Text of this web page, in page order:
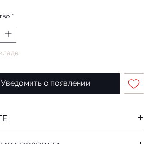
*
Уведомить о появлении